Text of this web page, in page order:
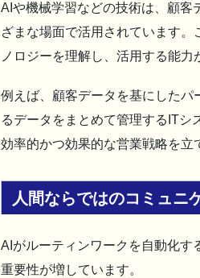
AIや機械学習などの技術は、顧客
ざまな場面で活用されています
ノロジーを理解し、活用する能力
例えば、顧客データを基にした
るデータをまとめて管理するITシ
効率的かつ効果的な営業戦略を立
人間ならではのコミュニ
AIがルーティンワークを自動化す
重要性が増しています。